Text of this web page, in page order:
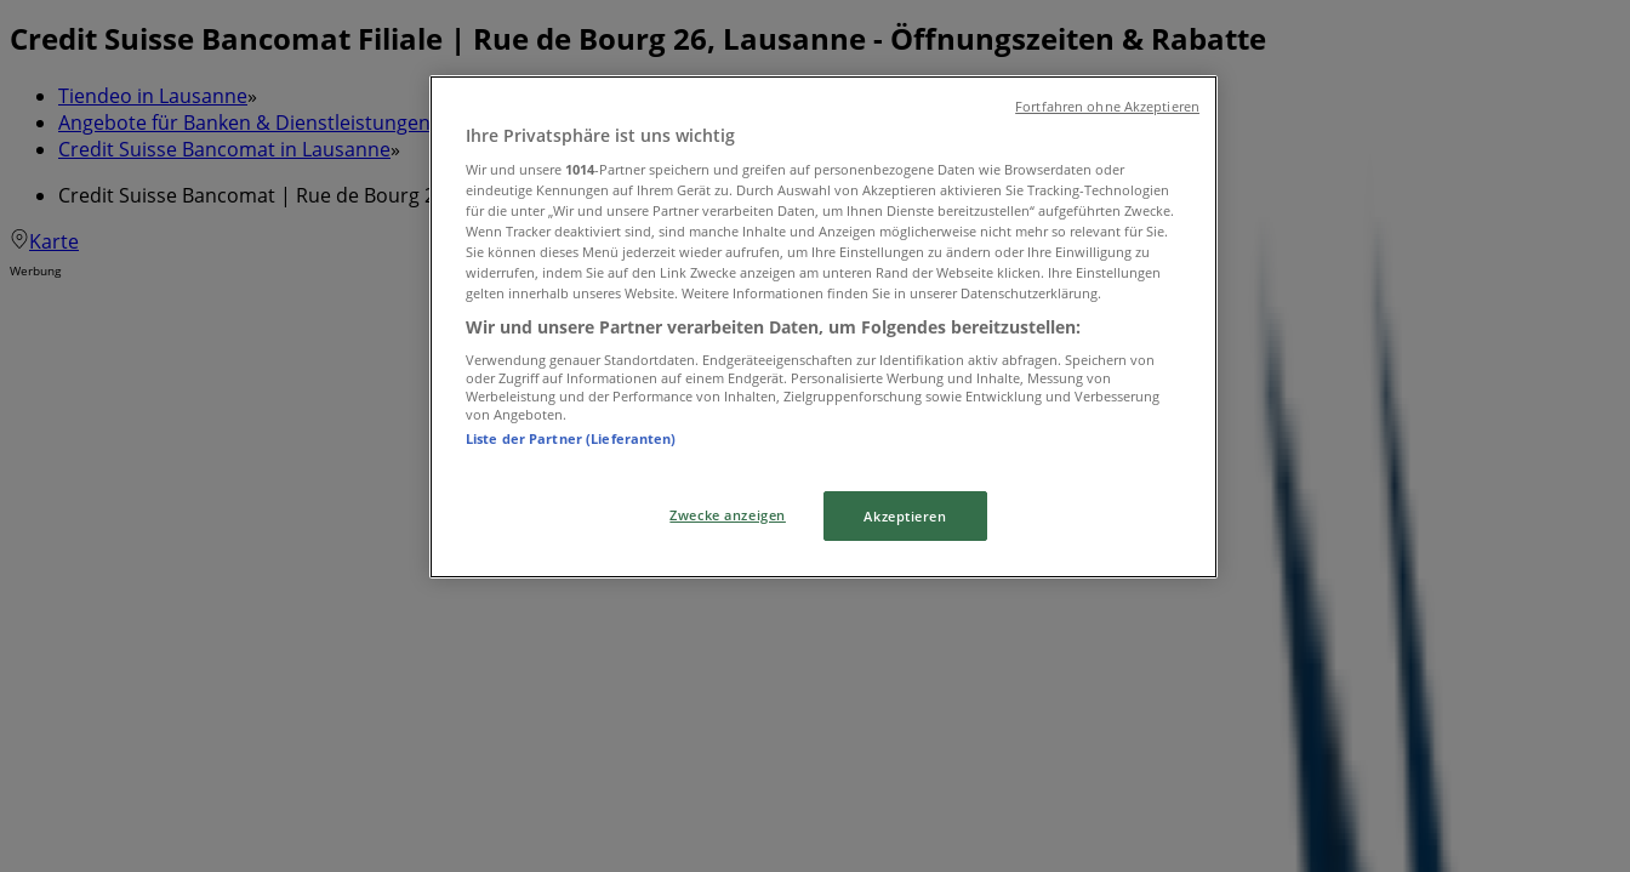
Credit Suisse Bancomat Filiale | Rue de Bourg 26, Lausanne - Öffnungszeiten & Rabatte
Tiendeo in Lausanne»
Angebote für Banken & Dienstleistungen in Lausanne
Credit Suisse Bancomat in Lausanne»
Credit Suisse Bancomat | Rue de Bourg 26
Karte
Werbung
Ihre Privatsphäre ist uns wichtig
Wir und unsere 1014-Partner speichern und greifen auf personenbezogene Daten wie Browserdaten oder
eindeutige Kennungen auf Ihrem Gerät zu. Durch Auswahl von Akzeptieren aktivieren Sie Tracking-Technologien
für die unter „Wir und unsere Partner verarbeiten Daten, um Ihnen Dienste bereitzustellen“ aufgeführten Zwecke.
Wenn Tracker deaktiviert sind, sind manche Inhalte und Anzeigen möglicherweise nicht mehr so relevant für Sie.
Sie können dieses Menü jederzeit wieder aufrufen, um Ihre Einstellungen zu ändern oder Ihre Einwilligung zu
widerrufen, indem Sie auf den Link Zwecke anzeigen am unteren Rand der Webseite klicken. Ihre Einstellungen
gelten innerhalb unseres Website. Weitere Informationen finden Sie in unserer Datenschutzerklärung.
Wir und unsere Partner verarbeiten Daten, um Folgendes bereitzustellen:
Verwendung genauer Standortdaten. Endgeräteeigenschaften zur Identifikation aktiv abfragen. Speichern von
oder Zugriff auf Informationen auf einem Endgerät. Personalisierte Werbung und Inhalte, Messung von
Werbeleistung und der Performance von Inhalten, Zielgruppenforschung sowie Entwicklung und Verbesserung
von Angeboten.
Liste der Partner (Lieferanten)
Zwecke anzeigen Akzeptieren
Fortfahren ohne Akzeptieren